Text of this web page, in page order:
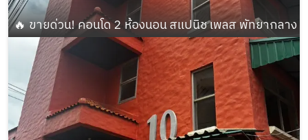
🔥 ขายด่วน! คอนโด 2 ห้องนอน สแปนิช เพลส พัทยากลาง